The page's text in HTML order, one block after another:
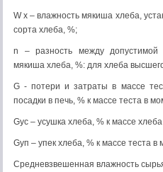
W x – влажность мякиша хлеба,
сорта хлеба, %;
n – разность между допустимой
мякиша хлеба, %: для хлеба
G - потери и затраты в массе
посадки в печь, % к массе теста в
Gус – усушка хлеба, % к массе
Gуп – упек хлеба, % к массе теста в
Средневзвешенная влажность